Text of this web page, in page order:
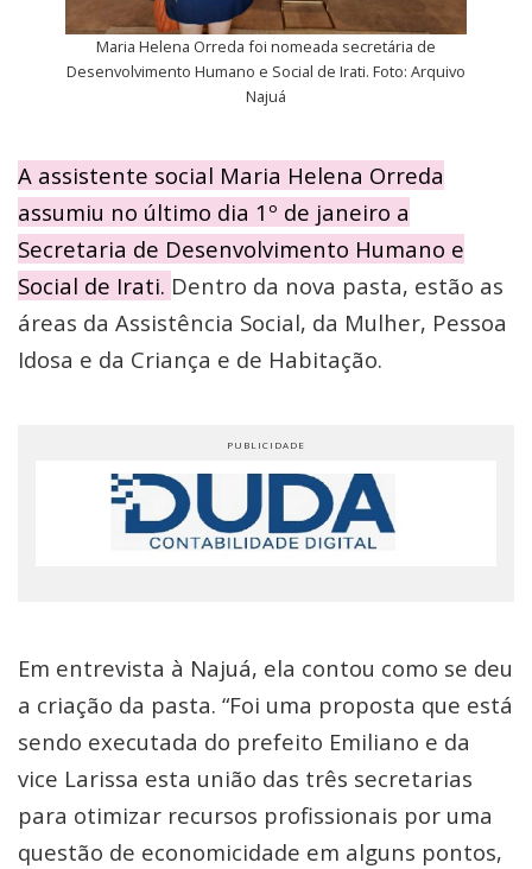
Maria Helena Orreda foi nomeada secretária de
Desenvolvimento Humano e Social de Irati. Foto: Arquivo
Najuá
A assistente social Maria Helena Orreda
assumiu no último dia 1º de janeiro a
Secretaria de Desenvolvimento Humano e
Social de Irati. Dentro da nova pasta, estão as
áreas da Assistência Social, da Mulher, Pessoa
Idosa e da Criança e de Habitação.
Em entrevista à Najuá, ela contou como se deu
a criação da pasta. “Foi uma proposta que está
sendo executada do prefeito Emiliano e da
vice Larissa esta união das três secretarias
para otimizar recursos profissionais por uma
questão de economicidade em alguns pontos,